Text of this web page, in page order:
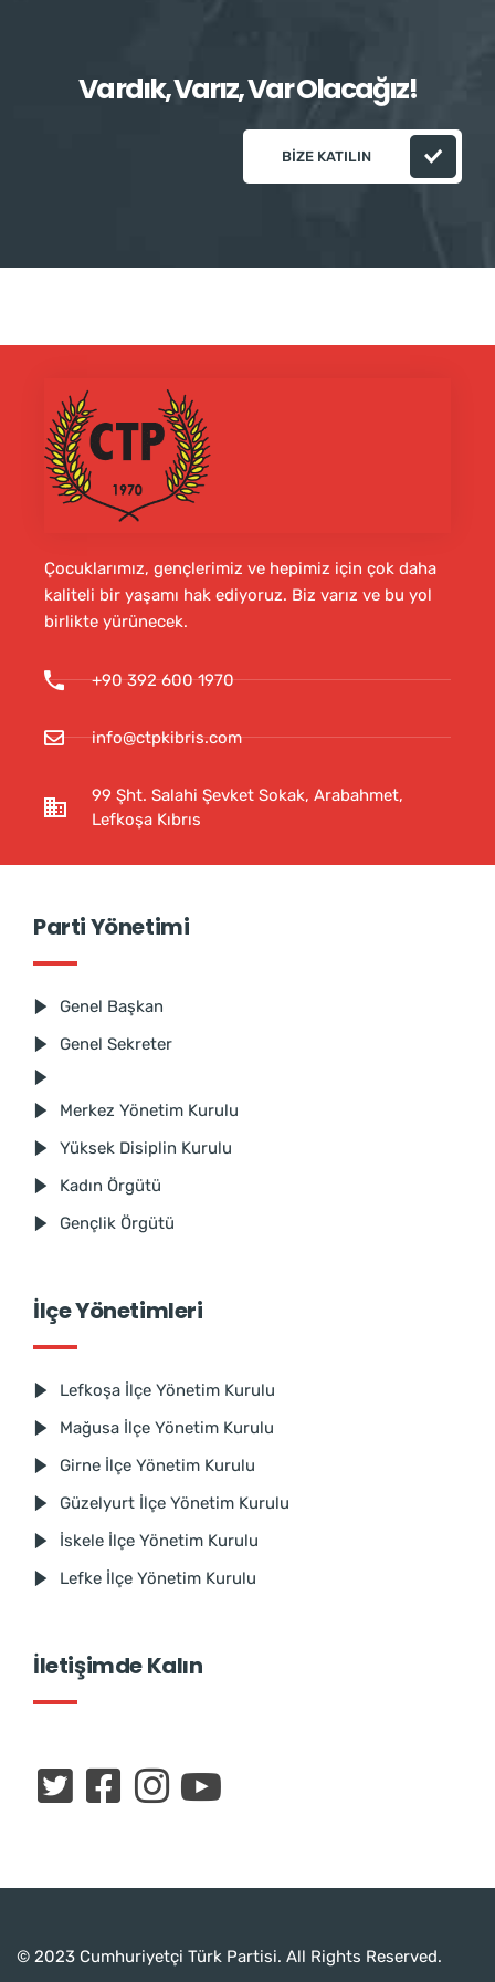
Vardık, Varız, Var Olacağız!
BIZE KATILIN
Çocuklarımız, gençlerimiz ve hepimiz için çok daha
kaliteli bir yaşamı hak ediyoruz. Biz varız ve bu yol
birlikte yürünecek.
+90 392 600 1970
info@ctpkibris.com
99 Şht. Salahi Şevket Sokak, Arabahmet,
Lefkoşa Kıbrıs
Parti Yönetimi
Genel Başkan
Genel Sekreter
Merkez Yönetim Kurulu
Yüksek Disiplin Kurulu
Kadın Örgütü
Gençlik Örgütü
İlçe Yönetimleri
Lefkoşa İlçe Yönetim Kurulu
Mağusa İlçe Yönetim Kurulu
Girne İlçe Yönetim Kurulu
Güzelyurt İlçe Yönetim Kurulu
İskele İlçe Yönetim Kurulu
Lefke İlçe Yönetim Kurulu
İletişimde Kalın
© 2023 Cumhuriyetçi Türk Partisi. All Rights Reserved.